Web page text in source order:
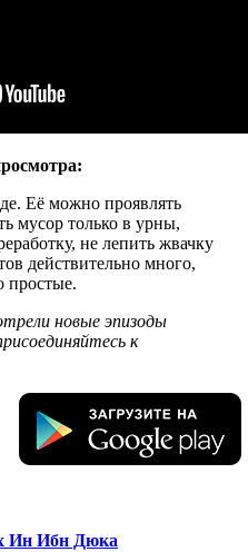
Её можно проявлять
мусор только в урны,
не лепить жвачку
действительно много,
простые.
новые эпизоды
к
Ин Ибн Дюка